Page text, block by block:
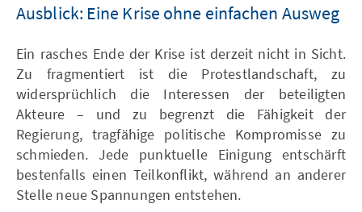
Ausblick: Eine Krise ohne einfachen Ausweg
Ein rasches Ende der Krise ist derzeit nicht in Sicht.
Zu fragmentiert ist die Protestlandschaft, zu
widersprüchlich die Interessen der beteiligten
Akteure – und zu begrenzt die Fähigkeit der
Regierung, tragfähige politische Kompromisse zu
schmieden. Jede punktuelle Einigung entschärft
bestenfalls einen Teilkonflikt, während an anderer
Stelle neue Spannungen entstehen.